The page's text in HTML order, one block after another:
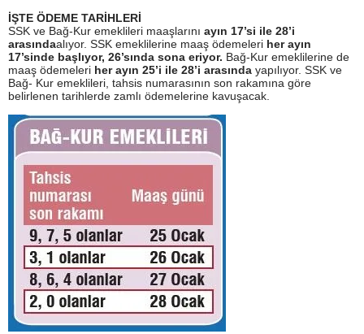
İŞTE ÖDEME TARİHLERİ
SSK ve Bağ-Kur emeklileri maaşlarını ayın 17’si ile 28’i
arasındaalıyor. SSK emeklilerine maaş ödemeleri her ayın
17’sinde başlıyor, 26’sında sona eriyor. Bağ-Kur emeklilerine de
maaş ödemeleri her ayın 25’i ile 28’i arasında yapılıyor. SSK ve
Bağ- Kur emeklileri, tahsis numarasının son rakamına göre
belirlenen tarihlerde zamlı ödemelerine kavuşacak.